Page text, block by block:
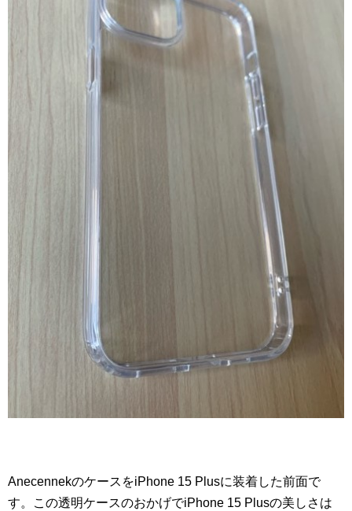
AnecennekのケースをiPhone 15 Plusに装着した前面で
す。この透明ケースのおかげでiPhone 15 Plusの美しさは